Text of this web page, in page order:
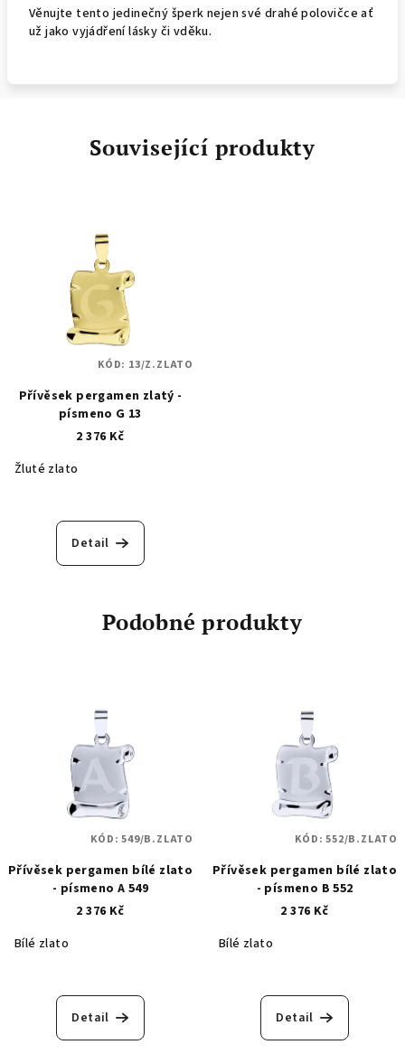
Věnujte tento jedinečný šperk nejen své drahé polovičce ať
už jako vyjádření lásky či vděku.
Související produkty
Přívěsek pergamen zlatý -
písmeno G 13
2 376 Kč
Žluté zlato
Detail
KÓD: 13/Z.ZLATO
Podobné produkty
Přívěsek pergamen bílé zlato
- písmeno A 549
2 376 Kč
Bílé zlato
Detail
KÓD:549/B.ZLATO
Přívěsek pergamen bílé zlato
- písmeno B 552
2 376 Kč
Bílé zlato
Detail
KÓD:552/B.ZLATO